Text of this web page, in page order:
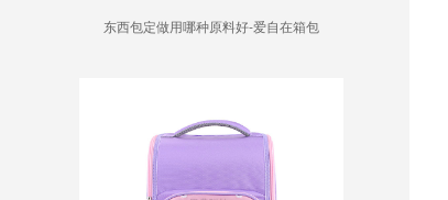
东西包定做用哪种原料好-爱自在箱包